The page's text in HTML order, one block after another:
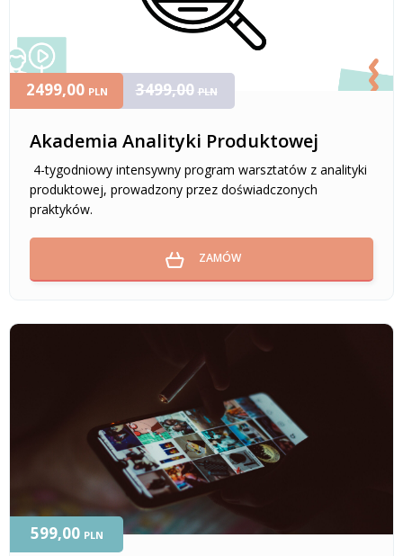
Akademia Analityki Produktowej
4-tygodniowy intensywny program warsztatów z analityki
produktowej, prowadzony przez doświadczonych
praktyków.
2499,00 PLN 3499,00 PLN
ZAMÓW
599,00 PLN